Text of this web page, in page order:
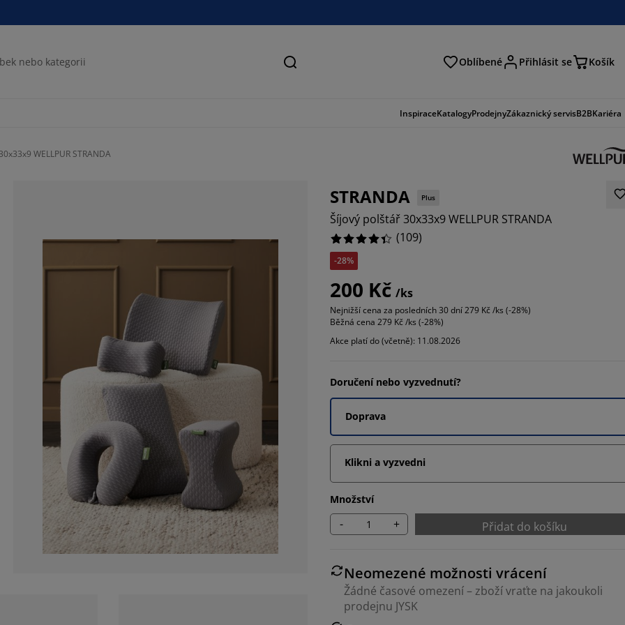
Hledat Oblíbené Přihlásit se Košík
InspiraceKatalogyProdejnyZákaznický servisB2BKariéra
WELLPUR STRANDA
STRANDA Plus
Šíjový polštář 30x33x9 WELLPUR STRANDA
(109)
-28%
200 Kč /ks
Nejnižší cena za posledních 30 dní279 Kč /ks (-28%)
Běžná cena 279 Kč /ks (-28%)
Akce platí do (včetně): 11.08.2026
Doručení nebo vyzvednutí?
Doprava
Klikni a vyzvedni
Množství
- + Přidat do košíku
Neomezené možnosti vrácení
Žádné časové omezení – zboží vraťte na jakoukoli
prodejnu JYSK
5.5045871559633035%
4.587155963302752%